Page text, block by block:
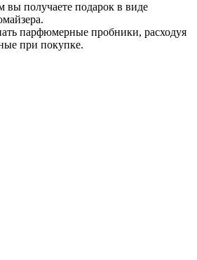
вы получаете подарок в виде
парфюмерные пробники, расходуя
при покупке.